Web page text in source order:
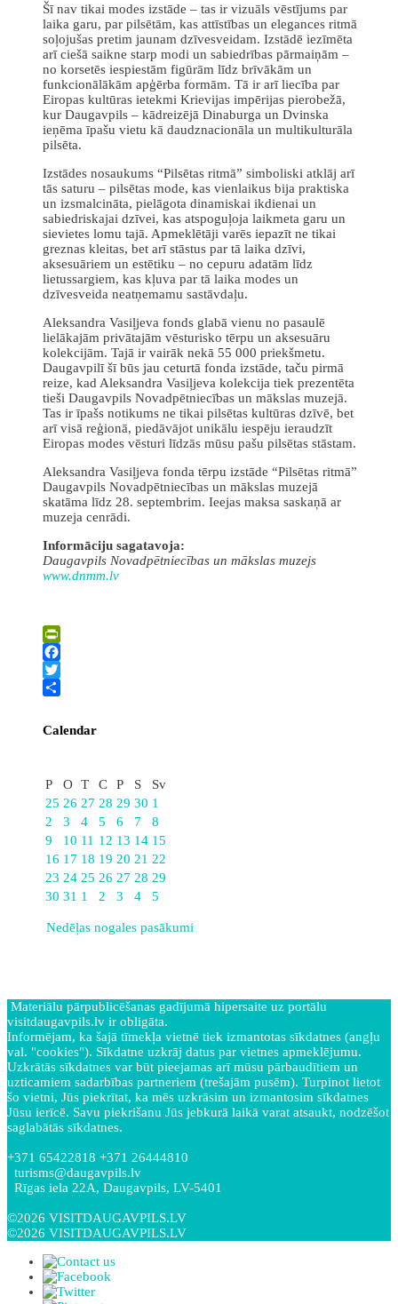
Šī nav tikai modes izstāde – tas ir vizuāls vēstījums par
laika garu, par pilsētām, kas attīstības un elegances ritmā
soļojušas pretim jaunam dzīvesveidam. Izstādē iezīmēta
arī ciešā saikne starp modi un sabiedrības pārmaiņām –
no korsetēs iespiestām figūrām līdz brīvākām un
funkcionālākām apģērba formām. Tā ir arī liecība par
Eiropas kultūras ietekmi Krievijas impērijas pierobežā,
kur Daugavpils – kādreizējā Dinaburga un Dvinska
ieņēma īpašu vietu kā daudznacionāla un multikulturāla
pilsēta.
Izstādes nosaukums “Pilsētas ritmā” simboliski atklāj arī
tās saturu – pilsētas mode, kas vienlaikus bija praktiska
un izsmalcināta, pielāgota dinamiskai ikdienai un
sabiedriskajai dzīvei, kas atspoguļoja laikmeta garu un
sievietes lomu tajā. Apmeklētāji varēs iepazīt ne tikai
greznas kleitas, bet arī stāstus par tā laika dzīvi,
aksesuāriem un estētiku – no cepuru adatām līdz
lietussargiem, kas kļuva par tā laika modes un
dzīvesveida neatņemamu sastāvdaļu.
Aleksandra Vasiļjeva fonds glabā vienu no pasaulē
lielākajām privātajām vēsturisko tērpu un aksesuāru
kolekcijām. Tajā ir vairāk nekā 55 000 priekšmetu.
Daugavpilī šī būs jau ceturtā fonda izstāde, taču pirmā
reize, kad Aleksandra Vasiļjeva kolekcija tiek prezentēta
tieši Daugavpils Novadpētniecības un mākslas muzejā.
Tas ir īpašs notikums ne tikai pilsētas kultūras dzīvē, bet
arī visā reģionā, piedāvājot unikālu iespēju ieraudzīt
Eiropas modes vēsturi līdzās mūsu pašu pilsētas stāstam.
Aleksandra Vasiļjeva fonda tērpu izstāde “Pilsētas ritmā”
Daugavpils Novadpētniecības un mākslas muzejā
skatāma līdz 28. septembrim. Ieejas maksa saskaņā ar
muzeja cenrādi.
Informāciju sagatavoja:
Daugavpils Novadpētniecības un mākslas muzejs
www.dnmm.lv
PrintFriendly
Facebook
Twitter
Calendar
P
O T C P S
Sv
25 26 27 28 29 30 1
2
3 4 5 6 7
8
9
10 11 12 13 14 15
16 17 18 19 20 21 22
23 24 25 26 27 28 29
30 31 1 2 3 4 5
Nedēļas nogales pasākumi
Materiālu pārpublicēšanas gadījumā hipersaite uz portālu
visitdaugavpils.lv ir obligāta.
Informējam, ka šajā tīmekļa vietnē tiek izmantotas sīkdatnes (angļu
val. "cookies"). Sīkdatne uzkrāj datus par vietnes apmeklējumu.
Uzkrātās sīkdatnes var būt pieejamas arī mūsu pārbaudītiem un
uzticamiem sadarbības partneriem (trešajām pusēm). Turpinot lietot
šo vietni, Jūs piekrītat, ka mēs uzkrāsim un izmantosim sīkdatnes
Jūsu ierīcē. Savu piekrišanu Jūs jebkurā laikā varat atsaukt, nodzēšot
saglabātās sīkdatnes.
+371 65422818 +371 26444810
turisms@daugavpils.lv
Rīgas iela 22A, Daugavpils, LV-5401
©2026 VISITDAUGAVPILS.LV
©2026 VISITDAUGAVPILS.LV